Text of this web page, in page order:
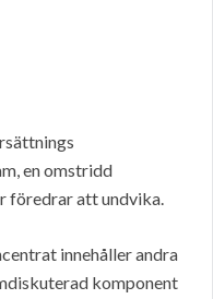
en omstridd
föredrar att undvika.
innehåller andra
komponent